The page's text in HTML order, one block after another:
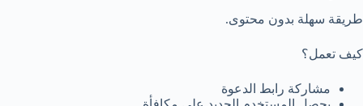
طريقة سهلة بدون محتوى.
كيف تعمل؟
مشاركة رابط الدعوة